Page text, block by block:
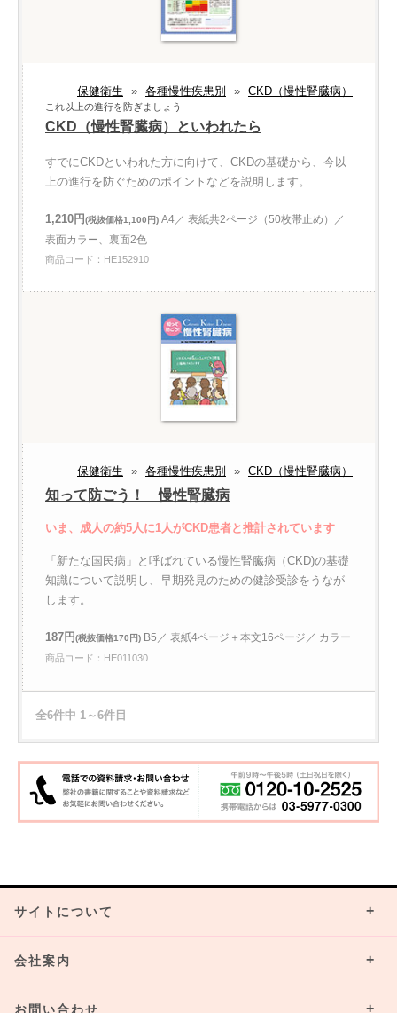
保健衛生 » 各種慢性疾患別 » CKD（慢性腎臓病）
これ以上の進行を防ぎましょう
CKD（慢性腎臓病）といわれたら
すでにCKDといわれた方に向けて、CKDの基礎から、今以
上の進行を防ぐためのポイントなどを説明します。
1,210円(税抜価格1,100円) A4／ 表紙共2ページ（50枚帯止め）／
表面カラー、裏面2色
商品コード：HE152910
保健衛生 » 各種慢性疾患別 » CKD（慢性腎臓病）
知って防ごう！ 慢性腎臓病
いま、成人の約5人に1人がCKD患者と推計されています
「新たな国民病」と呼ばれている慢性腎臓病（CKD)の基礎
知識について説明し、早期発見のための健診受診をうなが
します。
187円(税抜価格170円) B5／ 表紙4ページ＋本文16ページ／ カラー
商品コード：HE011030
全6件中 1～6件目
サイトについて
会社案内
お問い合わせ